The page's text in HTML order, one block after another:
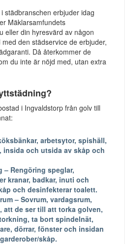
städbranschen erbjuder idag
Mäklarsamfundets
eller din hyresvärd av någon
den städservice de erbjuder,
Då återkommer de
du inte är nöjd med, utan extra
i Ingvaldstorp från golv till
arbetsytor, spishäll,
insida och utsida av skåp och
– Rengöring speglar,
kranar, badkar, inuti och
och desinfekterar toalett.
– Sovrum, vardagsrum,
att de ser till att torka golven,
ta bort spindelnät,
dörrar, fönster och insidan
skåp.